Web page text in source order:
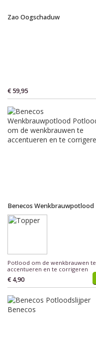
Zao Oogschaduw
€ 59,95
Benecos Wenkbrauwpotlood
Potlood om de wenkbrauwen te
accentueren en te corrigeren
€ 4,90